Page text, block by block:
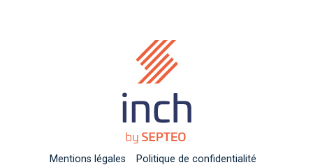
Mentions légales Politique de confidentialité